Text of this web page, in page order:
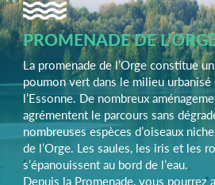
PROMENADE DE
La promenade de l’Orge constitue
poumon vert dans le milieu urbanisé
l’Essonne. De nombreux
agrémentent le parcours sans
nombreuses espèces d’oiseaux
de l’Orge. Les saules, les iris et les
s’épanouissent au bord de l’eau.
Depuis la Promenade, vous pourrez